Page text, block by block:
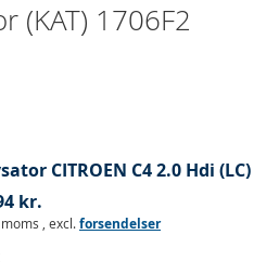
(KAT) 1706F2
CITROEN C4 2.0 Hdi (LC)
kr.
, excl.forsendelser